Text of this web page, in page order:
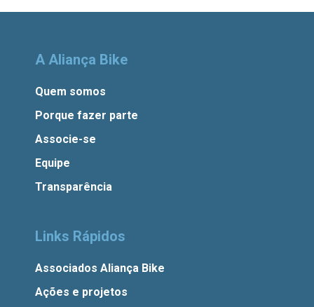
A Aliança Bike
Quem somos
Porque fazer parte
Associe-se
Equipe
Transparência
Links Rápidos
Associados Aliança Bike
Ações e projetos